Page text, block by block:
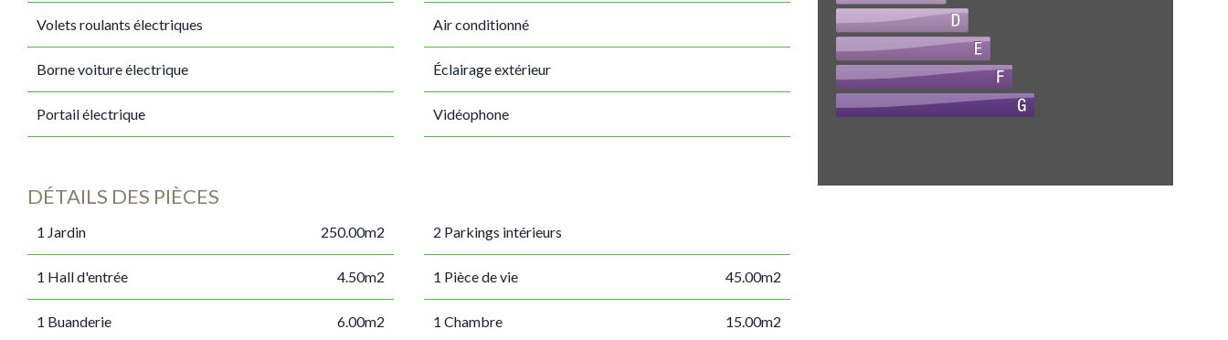
Volets roulants électriques Air conditionné
Borne voiture électrique Éclairage extérieur
Portail électrique Vidéophone
DÉTAILS DES PIÈCES
1 Jardin 250.00m2 2 Parkings intérieurs
1 Hall d'entrée 4.50m2 1 Pièce de vie 45.00m2
1 Buanderie 6.00m2 1 Chambre 15.00m2